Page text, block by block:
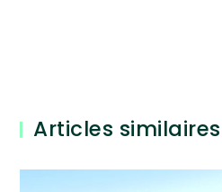
Articles similaires